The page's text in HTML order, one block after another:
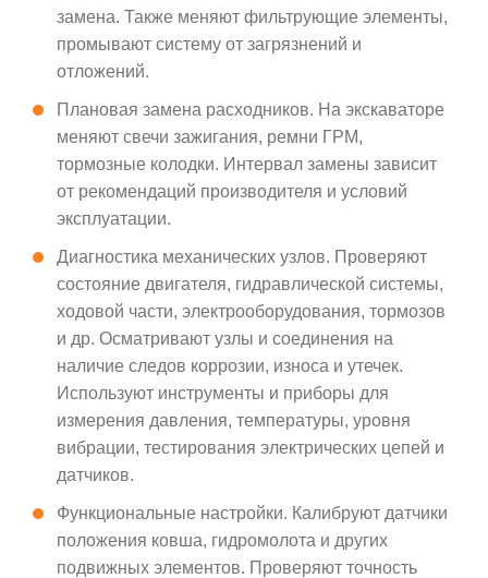
замена. Также меняют фильтрующие элементы,
промывают систему от загрязнений и
отложений.
Плановая замена расходников. На экскаваторе
меняют свечи зажигания, ремни ГРМ,
тормозные колодки. Интервал замены зависит
от рекомендаций производителя и условий
эксплуатации.
Диагностика механических узлов. Проверяют
состояние двигателя, гидравлической системы,
ходовой части, электрооборудования, тормозов
и др. Осматривают узлы и соединения на
наличие следов коррозии, износа и утечек.
Используют инструменты и приборы для
измерения давления, температуры, уровня
вибрации, тестирования электрических цепей и
датчиков.
Функциональные настройки. Калибруют датчики
положения ковша, гидромолота и других
подвижных элементов. Проверяют точность